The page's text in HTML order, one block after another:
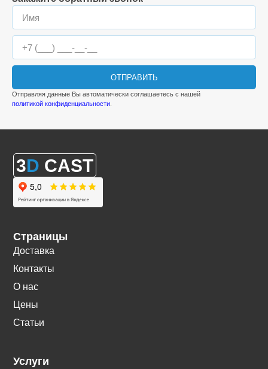
ОТПРАВИТЬ
Отправляя данные Вы автоматически соглашаетесь с нашей
политикой конфиденциальности
3D CAST
Страницы
Доставка
Контакты
О нас
Цены
Статьи
Услуги